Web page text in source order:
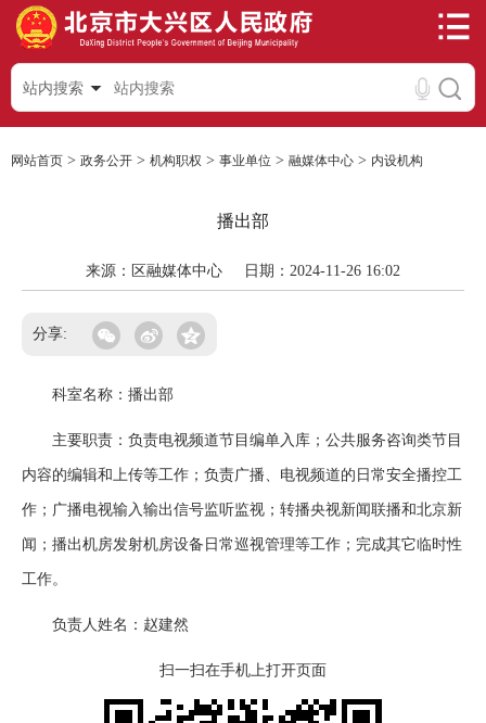
站内搜索
网站首页 > 政务公开 > 机构职权 > 事业单位 > 融媒体中心 > 内设机构
播出部
来源：区融媒体中心 日期：2024-11-26 16:02
分享:
科室名称：播出部
主要职责：负责电视频道节目编单入库；公共服务咨询类节目
内容的编辑和上传等工作；负责广播、电视频道的日常安全播控工
作；广播电视输入输出信号监听监视；转播央视新闻联播和北京新
闻；播出机房发射机房设备日常巡视管理等工作；完成其它临时性
工作。
负责人姓名：赵建然
扫一扫在手机上打开页面